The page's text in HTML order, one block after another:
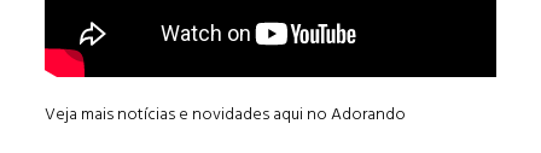
Veja mais notícias e novidades aqui no Adorando